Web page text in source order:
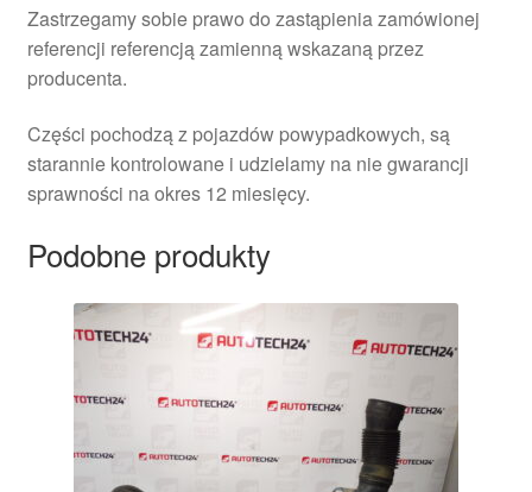
Zastrzegamy sobie prawo do zastąpienia zamówionej
referencji referencją zamienną wskazaną przez
producenta.
Części pochodzą z pojazdów powypadkowych, są
starannie kontrolowane i udzielamy na nie gwarancji
sprawności na okres 12 miesięcy.
Podobne produkty